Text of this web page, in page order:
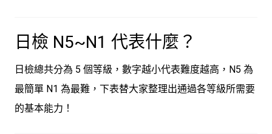
日檢 N5~N1 代表什麼？
日檢總共分為 5 個等級，數字越小代表難度越高，N5 為
最簡單 N1 為最難，下表替大家整理出通過各等級所需要
的基本能力！